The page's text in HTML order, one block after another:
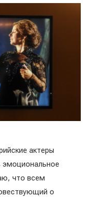
актеры
эмоциональное
что всем
о